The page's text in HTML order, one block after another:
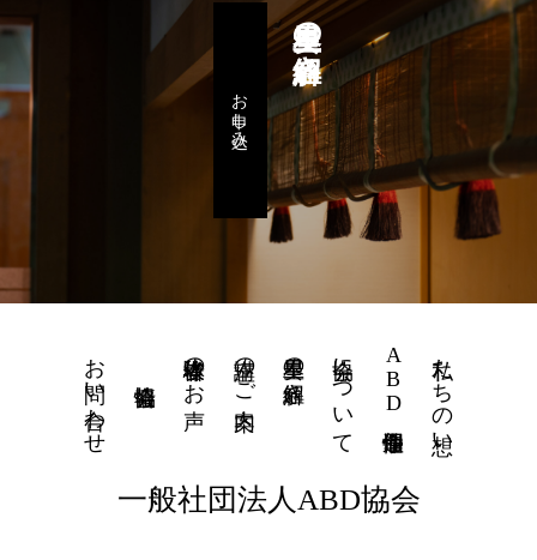
星里奏の紐解き
お申し込み
私たちの想い
ABD個性運命學
協会について
星里奏の紐解き
講座のご案内
体験者様のお声
お問い合わせ
一般社団法人ABD協会